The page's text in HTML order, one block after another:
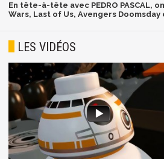
En tête-à-tête avec PEDRO PASCAL,
Wars, Last of Us, Avengers Doomsday
LES VIDÉOS